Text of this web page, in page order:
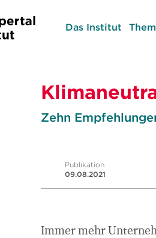
Das Institut
Zehn
Publikation
09.08.2021
Immer mehr